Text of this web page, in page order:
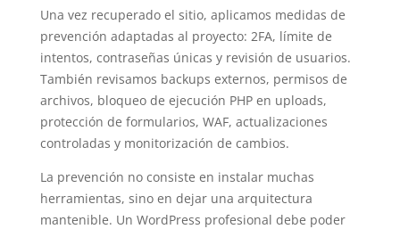
Una vez recuperado el sitio, aplicamos medidas de
prevención adaptadas al proyecto: 2FA, límite de
intentos, contraseñas únicas y revisión de usuarios.
También revisamos backups externos, permisos de
archivos, bloqueo de ejecución PHP en uploads,
protección de formularios, WAF, actualizaciones
controladas y monitorización de cambios.
La prevención no consiste en instalar muchas
herramientas, sino en dejar una arquitectura
mantenible. Un WordPress profesional debe poder